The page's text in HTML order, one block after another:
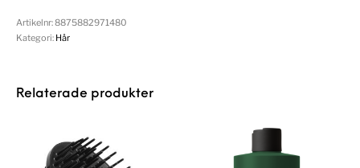
Artikelnr:8875882971480
Kategori: Hår
Relaterade produkter